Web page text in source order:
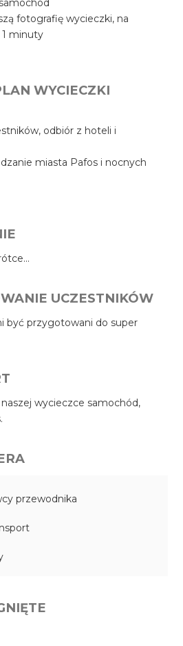
fotografię wycieczki, na
minuty
WYCIECZKI
odbiór z hoteli i
miasta Pafos i nocnych
UCZESTNIKÓW
być przygotowani do super
wycieczce samochód,
przewodnika